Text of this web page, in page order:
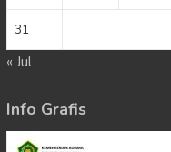
31
« Jul
Info Grafis